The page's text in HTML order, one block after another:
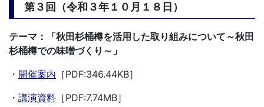
第３回（令和３年１０月１８日）
テーマ：「秋田杉桶樽を活用した取り組みについて～秋田
杉桶樽での味噌づくり～」
・ 開催案内 ［PDF:346.44KB］
・ 講演資料 ［PDF:7.74MB］